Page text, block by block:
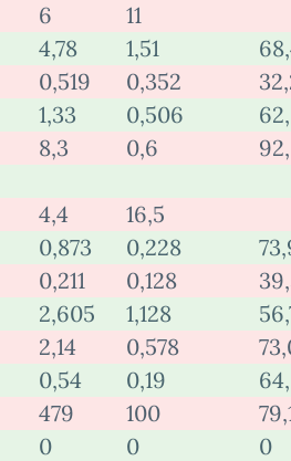
6
11
4,78 1,51
0,519 0,352
1,33 0,506
8,3 0,6
4,4
16,5
0,873 0,228
0,211 0,128
2,605 1,128
2,14 0,578
0,54 0,19
479 100
0 0
0